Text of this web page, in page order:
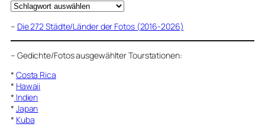
– Die 272 Städte/Länder der Fotos (2016-2026)
– Gedichte/Fotos ausgewählter Tourstationen:
* Costa Rica
* Hawaii
* Indien
* Japan
* Kuba